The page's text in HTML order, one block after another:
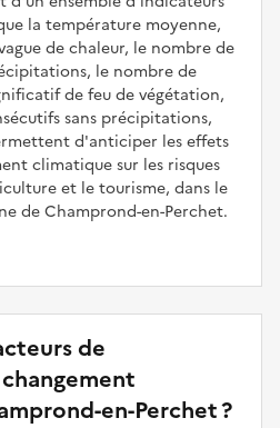
la température moyenne,
de chaleur, le nombre de
le nombre de
de feu de végétation,
sans précipitations,
d'anticiper les effets
climatique sur les risques
et le tourisme, dans le
de Champrond-en-Perchet.
de
en-Perchet ?